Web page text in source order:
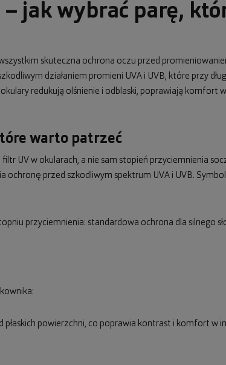
– jak wybrać parę,
skuteczna ochrona oczu przed
działaniem promieni UVA i UVB, które przy
redukują olśnienie i odblaski, poprawiają komfort
warto patrzeć
UV w okularach, a nie sam stopień przyciemnienia
ochronę przed szkodliwym spektrum UVA i UVB.
przyciemnienia: standardowa ochrona dla silnego
płaskich powierzchni, co poprawia kontrast i komfort w